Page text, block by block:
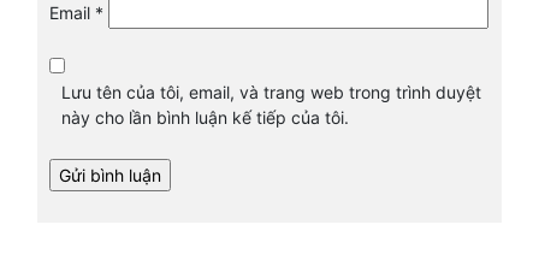
Email *
Lưu tên của tôi, email, và trang web trong trình duyệt
này cho lần bình luận kế tiếp của tôi.